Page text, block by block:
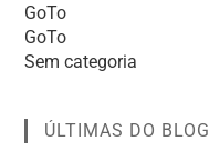
GoTo
GoTo
Sem categoria
ÚLTIMAS DO BLOG